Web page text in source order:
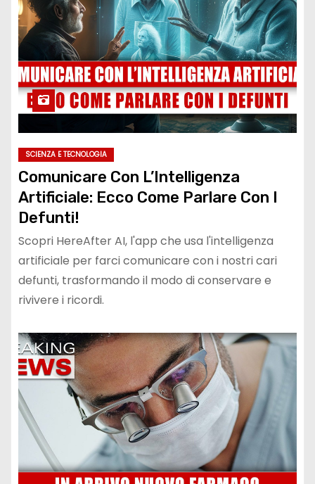
SCIENZA E TECNOLOGIA
Comunicare Con L’Intelligenza
Artificiale: Ecco Come Parlare Con I
Defunti!
Scopri HereAfter AI, l'app che usa l'intelligenza
artificiale per farci comunicare con i nostri cari
defunti, trasformando il modo di conservare e
rivivere i ricordi.